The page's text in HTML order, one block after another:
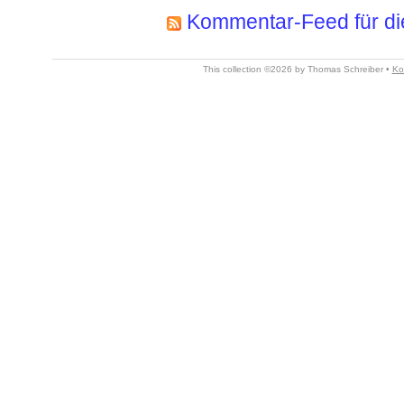
Kommentar-Feed für
This collection ©2026 by Thomas Schreiber •